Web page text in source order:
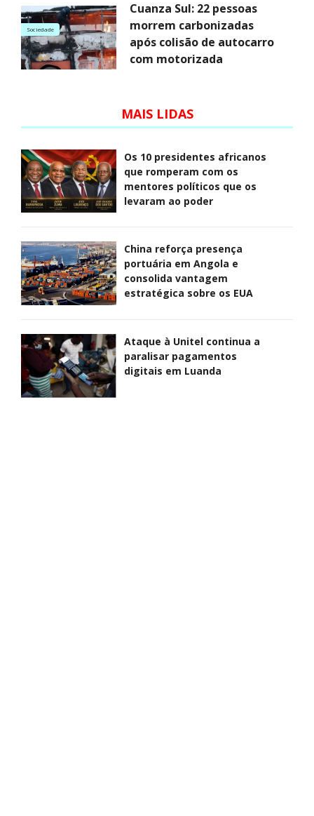
Sociedade
Cuanza Sul: 22 pessoas
morrem carbonizadas
após colisão de autocarro
com motorizada
MAIS LIDAS
Os 10 presidentes africanos
que romperam com os
mentores políticos que os
levaram ao poder
China reforça presença
portuária em Angola e
consolida vantagem
estratégica sobre os EUA
Ataque à Unitel continua a
paralisar pagamentos
digitais em Luanda